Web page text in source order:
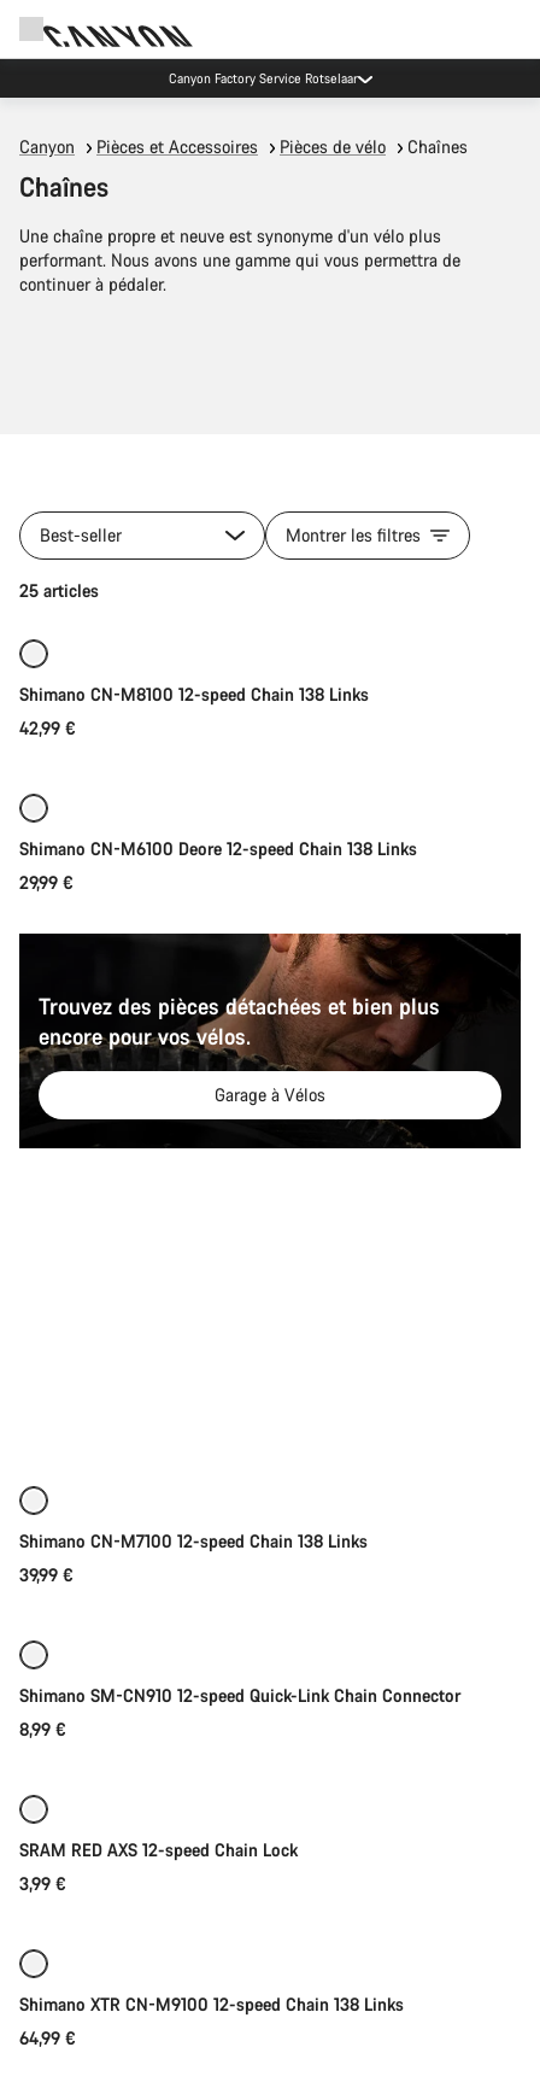
Canyon Factory Service Rotselaar
Canyon Pièces et Accessoires Pièces de vélo Chaînes
Chaînes
Une chaîne propre et neuve est synonyme d'un vélo plus
performant. Nous avons une gamme qui vous permettra de
continuer à pédaler.
Best-seller Montrer les filtres
25 articles
Shimano CN-M8100 12-speed Chain 138 Links
42,99 €
Shimano CN-M6100 Deore 12-speed Chain 138 Links
29,99 €
Trouvez des pièces détachées et bien plus
encore pour vos vélos.
Garage à Vélos
Shimano CN-M7100 12-speed Chain 138 Links
39,99 €
Shimano SM-CN910 12-speed Quick-Link Chain Connector
8,99 €
SRAM RED AXS 12-speed Chain Lock
3,99 €
Shimano XTR CN-M9100 12-speed Chain 138 Links
64,99 €